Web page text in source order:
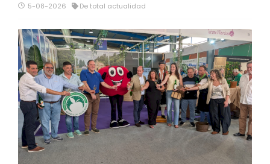
5-08-2026 De total actualidad